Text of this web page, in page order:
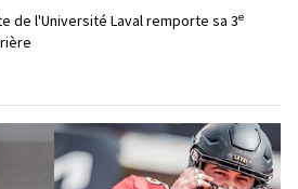
de l'Université Laval remporte sa 3e